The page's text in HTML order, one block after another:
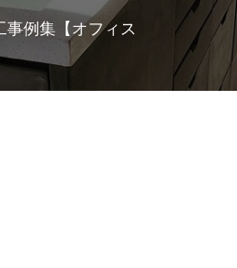
事例集【オフィス